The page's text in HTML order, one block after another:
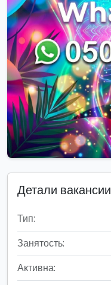
Детали вакансии
Тип:
Занятость:
Активна: